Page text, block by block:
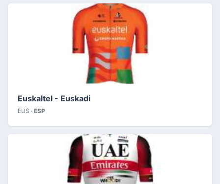
Euskaltel - Euskadi
EUS · ESP